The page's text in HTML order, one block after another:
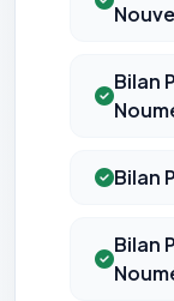
Bilan
Bilan
Bilan